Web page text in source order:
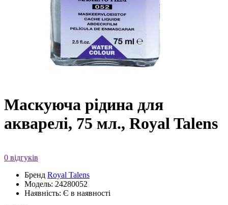
Маскуюча рідина для
акварелі, 75 мл., Royal Talens
0 відгуків
Бренд Royal Talens
Модель: 24280052
Наявність: Є в наявності